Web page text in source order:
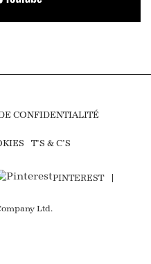
CONFIDENTIALITÉ
T’S & C’S
PINTEREST
Ltd.